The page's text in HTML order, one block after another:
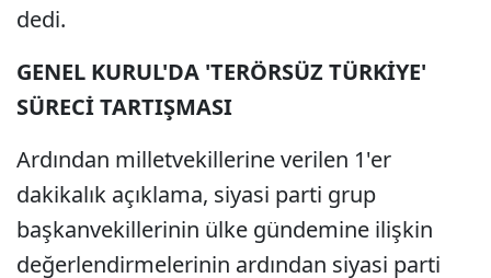
dedi.
GENEL KURUL'DA 'TERÖRSÜZ TÜRKİYE'
SÜRECİ TARTIŞMASI
Ardından milletvekillerine verilen 1'er
dakikalık açıklama, siyasi parti grup
başkanvekillerinin ülke gündemine ilişkin
değerlendirmelerinin ardından siyasi parti